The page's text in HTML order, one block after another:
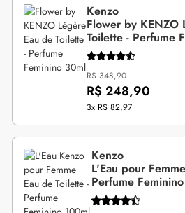
Kenzo
Flower by KENZO
Toilette - Perfume
R$ 348,90
R$ 248,90
3x R$ 82,97
Kenzo
L'Eau pour
Perfume